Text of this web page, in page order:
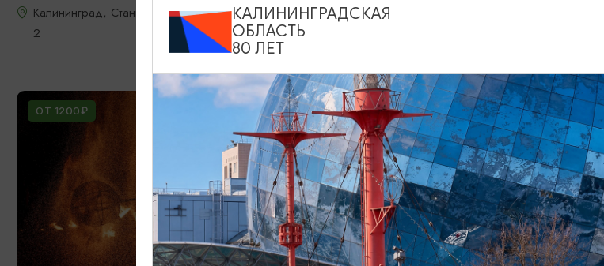
Калининград, Станция "Глаз Ветра", Мамонтовское шоссе
2
Зеленоградск, Поселение викингов «Кауп»
ОТ 1200₽
КАЛИНИНГРАДСКАЯ
ОБЛАСТЬ
80 ЛЕТ